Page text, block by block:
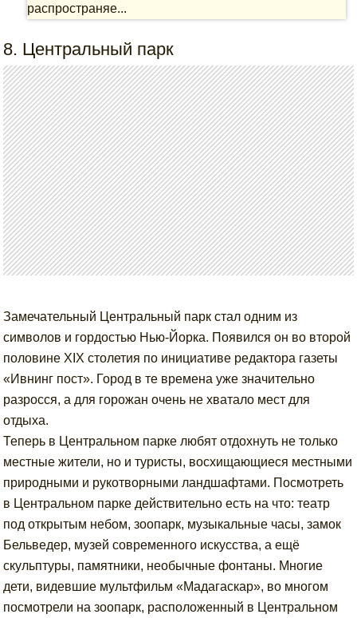
распространяе...
8. Центральный парк
Замечательный Центральный парк стал одним из
символов и гордостью Нью-Йорка. Появился он во второй
половине XIX столетия по инициативе редактора газеты
«Ивнинг пост». Город в те времена уже значительно
разросся, а для горожан очень не хватало мест для
отдыха.
Теперь в Центральном парке любят отдохнуть не только
местные жители, но и туристы, восхищающиеся местными
природными и рукотворными ландшафтами. Посмотреть
в Центральном парке действительно есть на что: театр
под открытым небом, зоопарк, музыкальные часы, замок
Бельведер, музей современного искусства, а ещё
скульптуры, памятники, необычные фонтаны. Многие
дети, видевшие мультфильм «Мадагаскар», во многом
посмотрели на зоопарк, расположенный в Центральном